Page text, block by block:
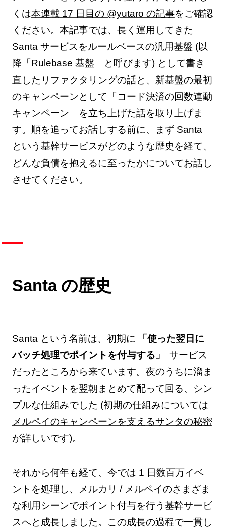
くは本連載 17 日目の @yutaro の記事をご確認
ください。本記事では、長く運用してきた
Santa サービスをルールベースの汎用基盤 (以
降「Rulebase 基盤」と呼びます) として書き
直したリファクタリングの話と、新基盤の最初
のキャンペーンとして「コード決済の回数連動
キャンペーン」を立ち上げた話を取り上げま
す。順を追ってお話しする前に、まず Santa
という基幹サービスがどのような歴史を経て、
どんな負債を抱えるに至ったかについてお話し
させてください。
Santa の歴史
Santa という名前は、初期に
「使った翌日に
バッチ処理でポイントを付与する」
サービス
だったところから来ています。夜のうちに溜ま
ったイベントを翌朝まとめて配って回る、シン
プルな仕組みでした (初期の仕組みについては
メルペイのキャンペーンを支えるサンタの秘密
が詳しいです)。
それから何年も経て、今では 1 日数百万イベ
ントを処理し、メルカリ / メルペイのさまざま
な利用シーンでポイント付与を行う基幹サービ
スへと成長しました。この成長の過程で一貫し